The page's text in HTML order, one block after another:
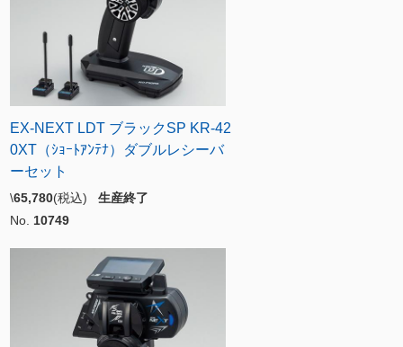
EX-NEXT LDT ブラックSP KR-42
0XT（ｼｮｰﾄｱﾝﾃﾅ）ダブルレシーバ
ーセット
\65,780(税込) 生産終了
No. 10749